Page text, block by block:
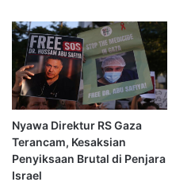
Nyawa Direktur RS Gaza
Terancam, Kesaksian
Penyiksaan Brutal di Penjara
Israel